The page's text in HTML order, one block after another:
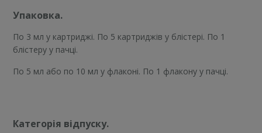
Упаковка.
По 3 мл у картриджі. По 5 картриджів у блістері. По 1
блістеру у пачці.
По 5 мл або по 10 мл у флаконі. По 1 флакону у пачці.
Категорія відпуску.